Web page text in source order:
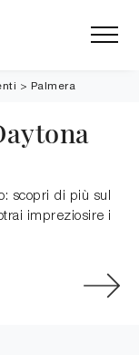
> Palmera
scopri di più sul
impreziosire i